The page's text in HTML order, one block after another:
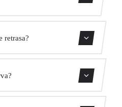
para obtener un precio
retrasa?
la hora de recogida